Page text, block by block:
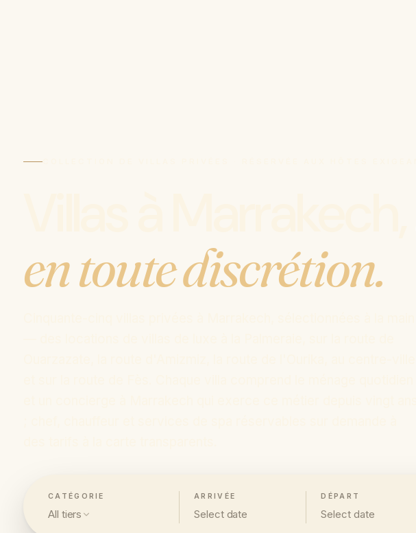
en toute discrétion.
CATÉGORIE
All tiers
ARRIVÉE
Select date
DÉPART
Select date